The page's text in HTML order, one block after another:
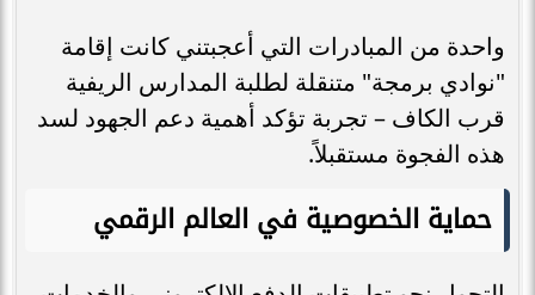
واحدة من المبادرات التي أعجبتني كانت إقامة
"نوادي برمجة" متنقلة لطلبة المدارس الريفية
قرب الكاف – تجربة تؤكد أهمية دعم الجهود لسد
هذه الفجوة مستقبلاً.
حماية الخصوصية في العالم الرقمي